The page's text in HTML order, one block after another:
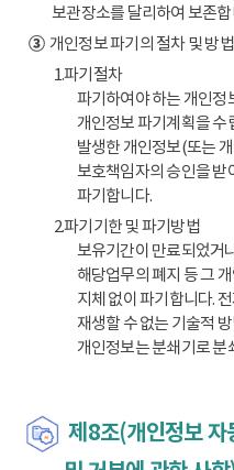
보관장소를 달리하여 보존
③개인정보 파기의 절차 및 방
1.파기절차
파기하여야 하는 개인정
개인정보 파기계획을 수
발생한 개인정보(또는
보호책임자의 승인을
파기합니다.
2.파기기한 및 파기방법
보유기간이 만료되었거
해당업무의 폐지 등 그
지체 없이 파기합니다.
재생할 수 없는 기술적
개인정보는 분쇄기로 분
제8조(개인정보 자